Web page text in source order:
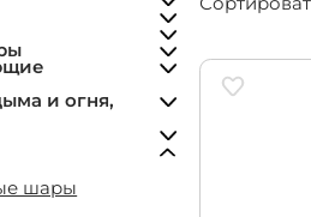
Факела
и огня,
фонтаны
шары